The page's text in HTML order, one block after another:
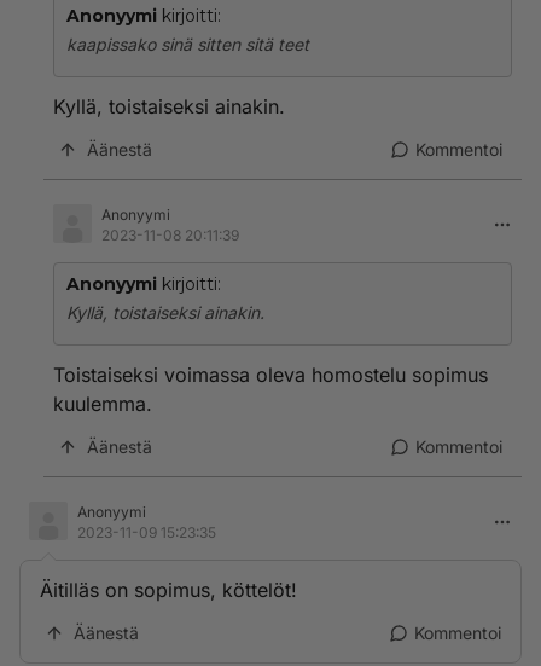
Anonyymi kirjoitti:
kaapissako sinä sitten sitä teet
Kyllä, toistaiseksi ainakin.
Äänestä Kommentoi
Anonyymi
2023-11-08 20:11:39
Anonyymi kirjoitti:
Kyllä, toistaiseksi ainakin.
Toistaiseksi voimassa oleva homostelu sopimus
kuulemma.
Äänestä Kommentoi
Anonyymi
2023-11-09 15:23:35
Äitilläs on sopimus, köttelöt!
Äänestä Kommentoi